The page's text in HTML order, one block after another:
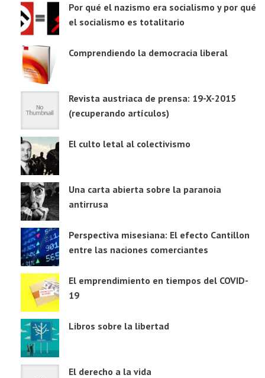
Por qué el nazismo era socialismo y por qué
el socialismo es totalitario
Comprendiendo la democracia liberal
Revista austriaca de prensa: 19-X-2015
(recuperando artículos)
El culto letal al colectivismo
Una carta abierta sobre la paranoia
antirrusa
Perspectiva misesiana: El efecto Cantillon
entre las naciones comerciantes
El emprendimiento en tiempos del COVID-
19
Libros sobre la libertad
El derecho a la vida